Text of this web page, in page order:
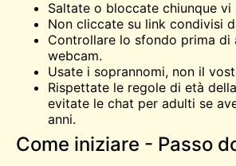
Saltate o bloccate chiunque vi
Non cliccate su link condivisi
Controllare lo sfondo prima di
webcam.
Usate i soprannomi, non il
Rispettate le regole di età
evitate le chat per adulti se
anni.
Come iniziare - Passo